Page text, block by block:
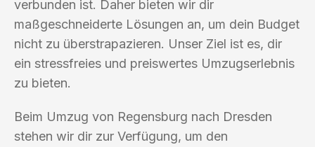
verbunden ist. Daher bieten wir dir
maßgeschneiderte Lösungen an, um dein Budget
nicht zu überstrapazieren. Unser Ziel ist es, dir
ein stressfreies und preiswertes Umzugserlebnis
zu bieten.
Beim Umzug von Regensburg nach Dresden
stehen wir dir zur Verfügung, um den